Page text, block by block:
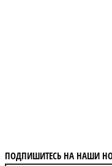
ПОДПИШИТЕСЬ НА НАШИ